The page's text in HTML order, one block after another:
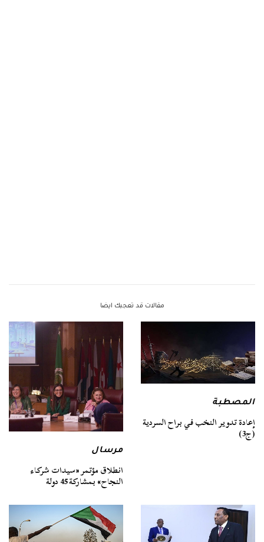
مقالات قد تعجبك ايضا
المصطبة
إعادة تدوير النخب في براح السردية
(ج3)
مرسال
انطلاق مؤتمر «سيدات شركاء
النجاح» بمشاركة 45 دولة